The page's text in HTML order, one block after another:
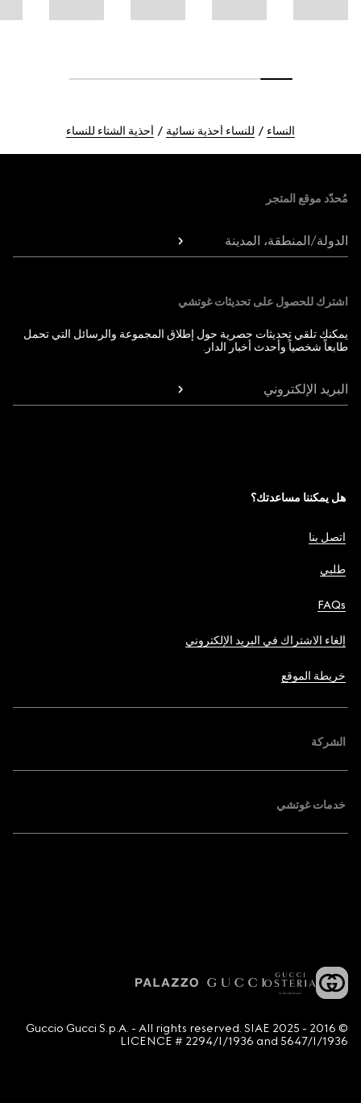
النساء للنساء أحذية نسائية أحذية الشتاء للنساء
مُحدّد موقع المتجر
الدولة/المنطقة، المدينة
اشترك للحصول على تحديثات غوتشي
يمكنك تلقي تحديثات حصرية حول إطلاق المجموعة والرسائل التي تحمل
طابعاً شخصياً وأحدث أخبار الدار.
البريد الإلكتروني
هل يمكننا مساعدتك؟
اتصل بنا
طلبي
FAQs
إلغاء الاشتراك في البريد الإلكتروني
خريطة الموقع
الشركة
خدمات غوتشي
© 2016 - 2025 Guccio Gucci S.p.A. - All rights reserved. SIAE
LICENCE # 2294/I/1936 and 5647/I/1936